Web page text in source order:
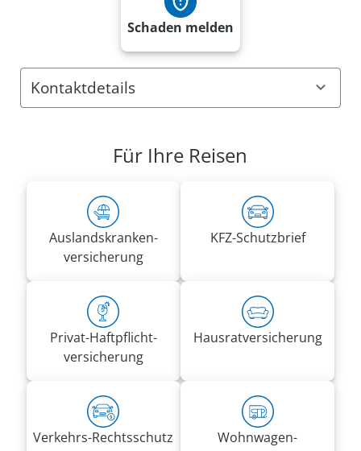
Schaden melden
Kontaktdetails
Vogelsangstr. 62
Rufnummern:
0711 48908676
Fax 0800 2875329153
direktion.suedwest1@vrk.de
Für Ihre Reisen
Auslandskranken­
versicherung
KFZ-Schutzbrief
Privat-Haft­pflicht­
versicherung
Hausrat­versicherung
Verkehrs-Rechtsschutz
Wohnwagen­